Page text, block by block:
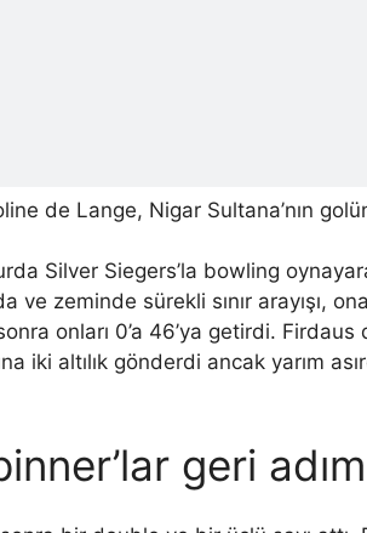
de Lange, Nigar Sultana’nın
Silver Siegers’la bowling
ve zeminde sürekli sınır arayışı,
onları 0’a 46’ya getirdi.
iki altılık gönderdi ancak yarım
geri